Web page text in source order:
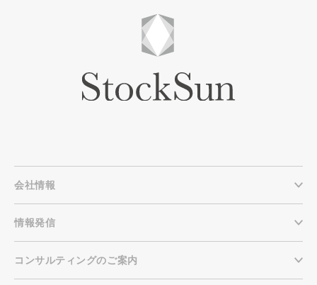
会社情報
情報発信
コンサルティングのご案内